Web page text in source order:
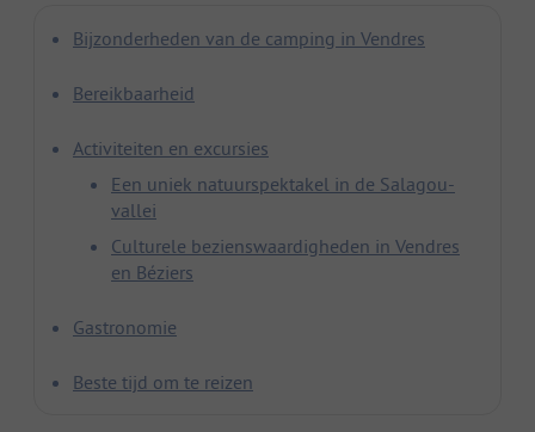
Bijzonderheden van de camping in Vendres
Bereikbaarheid
Activiteiten en excursies
Een uniek natuurspektakel in de Salagou-
vallei
Culturele bezienswaardigheden in Vendres
en Béziers
Gastronomie
Beste tijd om te reizen